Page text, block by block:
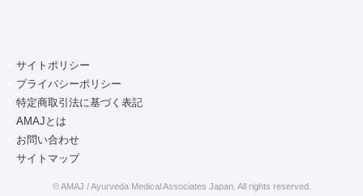
サイトポリシー
プライバシーポリシー
特定商取引法に基づく表記
AMAJとは
お問い合わせ
サイトマップ
© AMAJ / Ayurveda Medical Associates Japan. All rights reserved.